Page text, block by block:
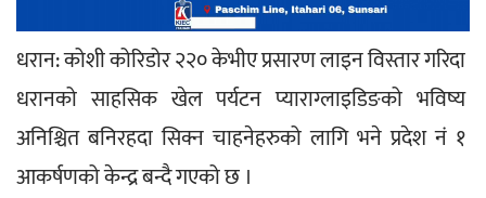
धरान: कोशी कोरिडोर २२० केभीए प्रसारण लाइन विस्तार गरिदा
धरानको साहसिक खेल पर्यटन प्याराग्लाइडिङको भविष्य
अनिश्चित बनिरहदा सिक्न चाहनेहरुको लागि भने प्रदेश नं १
आकर्षणको केन्द्र बन्दै गएको छ ।